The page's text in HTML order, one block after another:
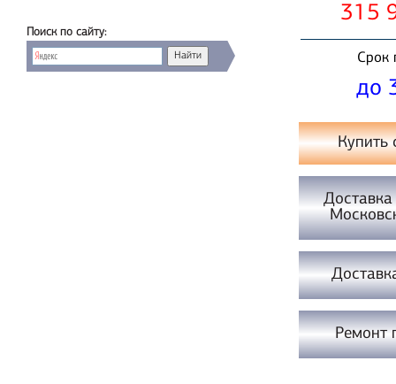
Поиск по сайту:
315
Срок
до
Купить
Ремонт